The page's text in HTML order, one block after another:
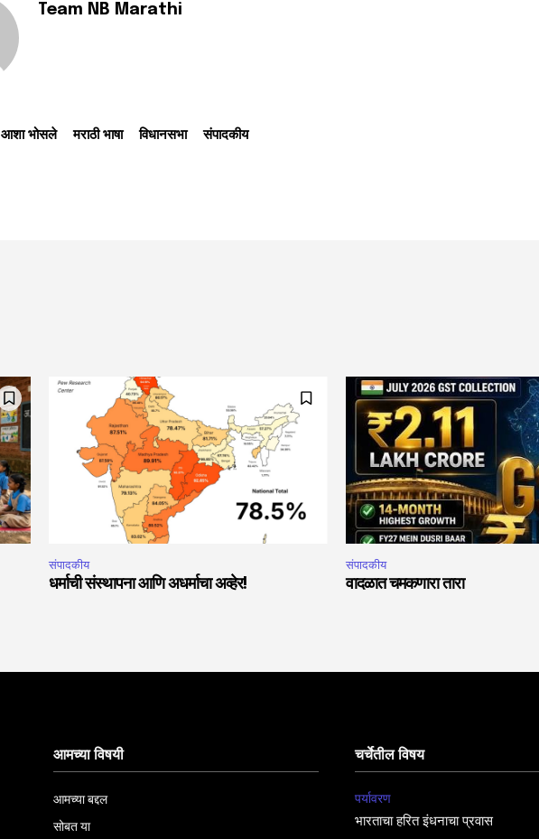
Team NB Marathi
आशा भोसले मराठी भाषा विधानसभा संपादकीय
संपादकीय
धर्माची संस्थापना आणि अधर्माचा अव्हेर!
संपादकीय
वादळात चमकणारा तारा
आमच्या विषयी
आमच्या बद्दल
सोबत या
चर्चेतील विषय
पर्यावरण
भारताचा हरित इंधनाचा प्रवास